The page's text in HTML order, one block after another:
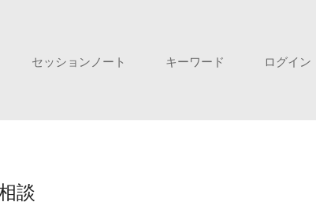
セッションノート キーワード ログイン
談